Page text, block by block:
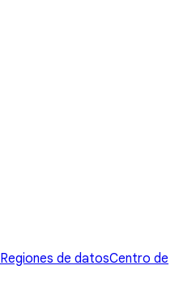
Regiones de datosCentro de